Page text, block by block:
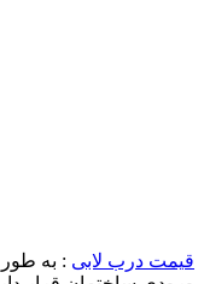
قیمت درب لابی : به